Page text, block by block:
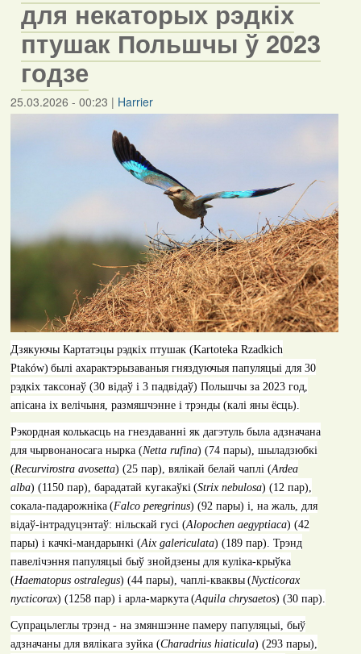
для некаторых рэдкіх
птушак Польшчы ў 2023
годзе
25.03.2026 - 00:23 | Harrier
Дзякуючы Картатэцы рэдкіх птушак (KartotekаRzadkich
Ptaków) былі ахарактэрызаваныя гняздуючыя папуляцыі для 30
рэдкіх таксонаў (30 відаў і 3 падвідаў) Польшчы за 2023 год,
апісана іх велічыня, размяшчэнне і трэнды (калі яны ёсць).
Рэкордная колькасць на гнездаванні як дагэтуль была адзначана
для чырвонаносага нырка (Netta rufina) (74 пары), шыладзюбкі
(Recurvirostra avosetta) (25 пар), вялікай белай чаплі (Ardea
alba) (1150 пар), барадатай кугакаўкі (Strix nebulosa) (12 пар),
сокала-падарожніка (Falco peregrinus) (92 пары) і, на жаль, для
відаў-інтрадуцэнтаў: нільскай гусі (Alopochen aegyptiaca) (42
пары) і качкі-мандарынкі (Aix galericulata) (189 пар). Трэнд
павелічэння папуляцыі быў знойдзены для куліка-крыўка
(Haematopus ostralegus) (44 пары), чаплі-кваквы (Nycticorax
nycticorax) (1258 пар) i арла-маркута (Aquila chrysaetos) (30 пар).
Супрацьлеглы трэнд - на змяншэнне памеру папуляцыі, быў
адзначаны для вялікага зуйка (Charadrius hiaticula) (293 пары),